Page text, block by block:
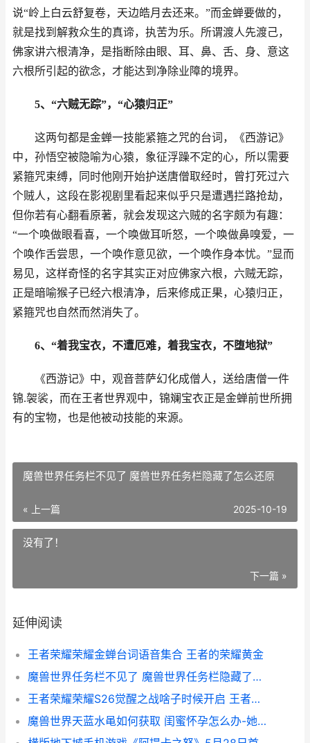
说“岭上白云舒复卷，天边皓月去还来。”而金蝉要做的，
就是找到解救众生的真谛，执苦为乐。所谓渡人先渡己，
佛家讲六根清净，是指断除由眼、耳、鼻、舌、身、意这
六根所引起的欲念，才能达到净除业障的境界。
5、“六贼无踪”，“心猿归正”
这两句都是金蝉一技能紧箍之咒的台词，《西游记》
中，孙悟空被隐喻为心猿，象征浮躁不定的心，所以需要
紧箍咒束缚，同时他刚开始护送唐僧取经时，曾打死过六
个贼人，这段在影视剧里看起来似乎只是遭遇拦路抢劫，
但你若有心翻看原著，就会发现这六贼的名字颇为有趣：
“一个唤做眼看喜，一个唤做耳听怒，一个唤做鼻嗅爱，一
个唤作舌尝思，一个唤作意见欲，一个唤作身本忧。”显而
易见，这样奇怪的名字其实正对应佛家六根，六贼无踪，
正是暗喻猴子已经六根清净，后来修成正果，心猿归正，
紧箍咒也自然而然消失了。
6、“着我宝衣，不遭厄难，着我宝衣，不堕地狱”
《西游记》中，观音菩萨幻化成僧人，送给唐僧一件
锦.袈裟，而在王者世界观中，锦斓宝衣正是金蝉前世所拥
有的宝物，也是他被动技能的来源。
魔兽世界任务栏不见了 魔兽世界任务栏隐藏了怎么还原
« 上一篇 2025-10-19
没有了！
下一篇 »
延伸阅读
王者荣耀荣耀金蝉台词语音集合 王者的荣耀黄金
魔兽世界任务栏不见了 魔兽世界任务栏隐藏了怎么还原
王者荣耀荣耀S26觉醒之战啥子时候开启 王者荣耀荣耀王者
魔兽世界天蓝水黾如何获取 闺蜜怀孕怎么办-她男朋友不负责任